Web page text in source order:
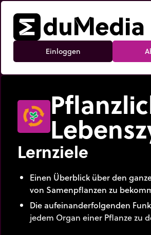
Einloggen
Lernziele
Einen Überblick über den
von Samenpflanzen zu
Die aufeinanderfolgenden
jedem Organ einer Pflanze zu